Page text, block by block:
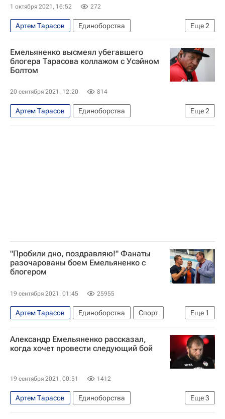
Интервью РИА Спорт
Александр Емельяненко
Деонтей Уайлдер
Петр Ян
Владимир Минеев
Магомед Исмаилов
Федор Емельяненко
1 октября 2021, 16:52 272
Еще2
Артем Тарасов
Единоборства
Александр Емельяненко
Иван Штырков
Емельяненко высмеял убегавшего
блогера Тарасова коллажом с Усэйном
Болтом
20 сентября 2021, 12:20 814
Еще2
Артем Тарасов
Единоборства
Александр Емельяненко
Бокс
"Пробили дно, поздравляю!" Фанаты
разочарованы боем Емельяненко с
блогером
19 сентября 2021, 01:45 25955
Еще 1
Артем Тарасов Единоборства
Спорт
Александр Емельяненко
Александр Емельяненко рассказал,
когда хочет провести следующий бой
19 сентября 2021, 00:51 1412
Еще3
Артем Тарасов
Единоборства
Александр Емельяненко